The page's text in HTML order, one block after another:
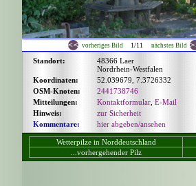
vorheriges Bild 1/11 nächstes Bild
Standort:
48366 Laer
Nordrhein-Westfalen
Koordinaten:
52.039679, 7.3726332
OSM-Knoten:
2441738746
Mitteilungen:
Kontaktformular E-Mail
Hinweis:
zur Sicherheit
Kommentare:
hier abgeben/ansehen
Wetterpilze in Norddeutschland
...vorhergehender Pilz